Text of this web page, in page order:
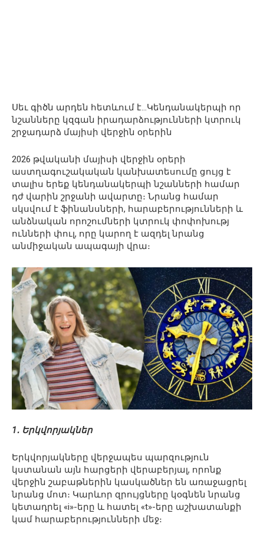
Սեւ գիծն արդեն հետևում է…Կենդանակերպի որ
նշանները կզգան իրադարձությունների կտրուկ
շրջադարձ մայիսի վերջին օրերին
2026 թվականի մայիսի վերջին օրերի
աստղագուշակական կանխատեսումը ցույց է
տալիս երեք կենդանակերպի նշանների համար
դժ վարին շրջանի ավարտը։ Նրանց համար
սկսվում է ֆինանսների, հարաբերությունների և
անձնական որոշումների կտրուկ փոփոխությ
ունների փուլ, որը կարող է ազդել նրանց
անմիջական ապագայի վրա։
1․ Երկվորյակներ
Երկվորյակները վերջապես պարզություն
կստանան այն հարցերի վերաբերյալ, որոնք
վերջին շաբաթներին կասկածներ են առաջացրել
նրանց մոտ։ Կարևոր զրույցները կօգնեն նրանց
կետադրել «i»-երը և հատել «t»-երը աշխատանքի
կամ հարաբերությունների մեջ։